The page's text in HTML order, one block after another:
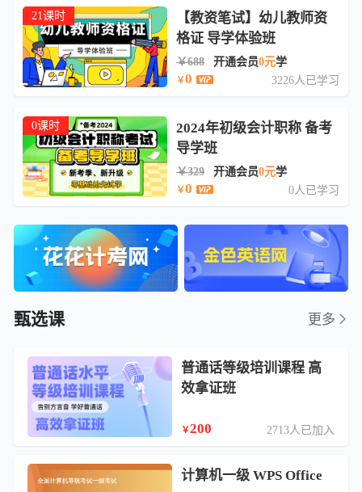
21课时
【教资笔试】幼儿教师资
格证 导学体验班
￥688 开通会员0元学
￥0 3226人已学习
0课时
2024年初级会计职称 备考
导学班
￥329 开通会员0元学
￥0 0人已学习
甄选课 更多
普通话等级培训课程 高
效拿证班
￥200 2713人已加入
计算机一级 WPS Office